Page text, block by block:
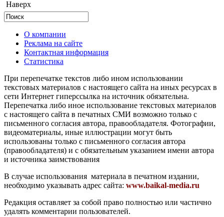
Наверх
О компании
Реклама на сайте
Контактная информация
Статистика
При перепечатке текстов либо ином использовании
текстовых материалов с настоящего сайта на иных ресурсах в
сети Интернет гиперссылка на источник обязательна.
Перепечатка либо иное использование текстовых материалов
с настоящего сайта в печатных СМИ возможно только с
письменного согласия автора, правообладателя. Фотографии,
видеоматериалы, иные иллюстрации могут быть
использованы только с письменного согласия автора
(правообладателя) и с обязательным указанием имени автора
и источника заимствования
В случае использования материала в печатном издании,
необходимо указывать адрес сайта: www.baikal-media.ru
Редакция оставляет за собой право полностью или частично
удалять комментарии пользователей.